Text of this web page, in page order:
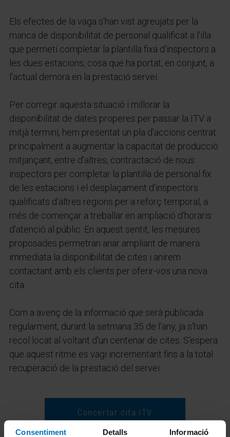
Consentiment Detalls Informació
Els efectes de la vaga s'han vist agreujats per la
manca de disponibilitat de personal qualificat a l'illa
que permeti completar la plantilla fixa d'inspectors a
les dues estacions, cosa que ha portat, en conjunt, a
l'actual demora en la prestació servei.
Per corregir aquesta situació i millorar la
disponibilitat de dates properes per passar la ITV a
mitjà termini, hem presentat un pla d'accions centrat
principalment a augmentar la capacitat de producció
mitjançant, entre d'altres, contractació de nous
inspectors per completar la plantilla de personal fix
de les estacions i el desplaçament d'inspectors
qualificats d'altres regions per a reforç temporal, a
més de començar a treballar en ampliació d'horaris
d'atenció al públic. En aquest sentit, les mesures
proposades permetran anar ampliant de manera
immediata la disponibilitat de cites i anirem
contactant amb els clients per oferir-vos una nova
cita.
Com a avenç de la informació que serà publicada
regularment, durant la setmana 35 de l'any, ja s'han
recol·locat al voltant d'un centenar de cites. S'espera
que aquest ritme es vagi incrementant fins a la total
recuperació de la prestació del servei.
Concertar cita ITV